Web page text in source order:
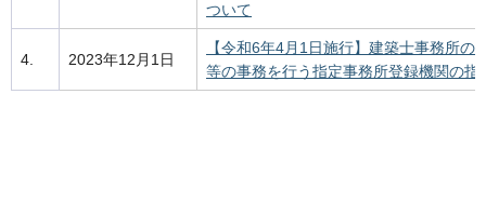
ついて
4. 2023年12月1日
【令和6年4月1日施行】建築士事務所の
等の事務を行う指定事務所登録機関の指